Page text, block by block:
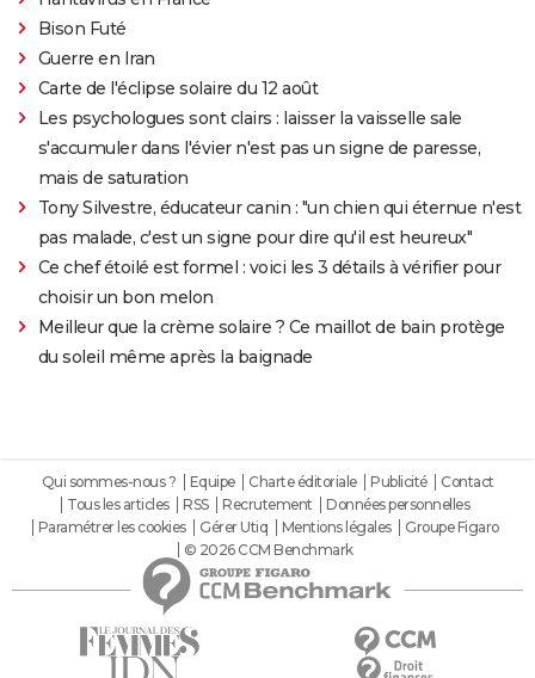
Bison Futé
Guerre en Iran
Carte de l'éclipse solaire du 12 août
Les psychologues sont clairs : laisser la vaisselle sale
s'accumuler dans l'évier n'est pas un signe de paresse,
mais de saturation
Tony Silvestre, éducateur canin : "un chien qui éternue n'est
pas malade, c'est un signe pour dire qu'il est heureux"
Ce chef étoilé est formel : voici les 3 détails à vérifier pour
choisir un bon melon
Meilleur que la crème solaire ? Ce maillot de bain protège
du soleil même après la baignade
Qui sommes-nous ? Equipe Charte éditoriale Publicité
Contact
Tous les articles
RSS Recrutement
Données personnelles
Paramétrer les cookies
Gérer Utiq Mentions légales
Groupe Figaro
© 2026 CCM Benchmark